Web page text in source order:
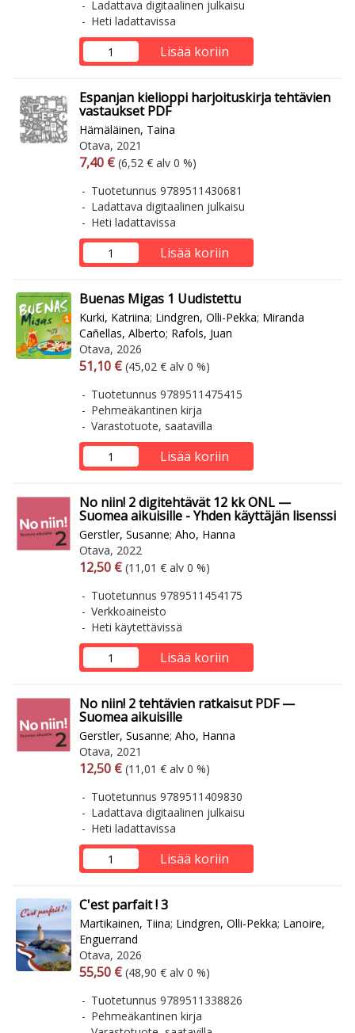
Ladattava digitaalinen julkaisu
Heti ladattavissa
Lisää koriin
Espanjan kielioppi harjoituskirja tehtävien
vastaukset PDF
Hämäläinen, Taina
Otava, 2021
Arvonlisäverollinen hinta
7,40 € Arvonlisäveroton hinta
(6,52 € alv 0 %)
Tuotetunnus 9789511430681
Ladattava digitaalinen julkaisu
Heti ladattavissa
Lisää koriin
Buenas Migas 1 Uudistettu
Kurki, Katriina; Lindgren, Olli-Pekka; Miranda
Cañellas, Alberto; Rafols, Juan
Otava, 2026
Arvonlisäverollinen hinta
51,10 € Arvonlisäveroton hinta
(45,02 € alv 0 %)
Tuotetunnus 9789511475415
Pehmeäkantinen kirja
Varastotuote, saatavilla
Lisää koriin
No niin! 2 digitehtävät 12 kk ONL —
Suomea aikuisille - Yhden käyttäjän lisenssi
Gerstler, Susanne; Aho, Hanna
Otava, 2022
Arvonlisäverollinen hinta
12,50 € Arvonlisäveroton hinta
(11,01 € alv 0 %)
Tuotetunnus 9789511454175
Verkkoaineisto
Heti käytettävissä
Lisää koriin
No niin! 2 tehtävien ratkaisut PDF —
Suomea aikuisille
Gerstler, Susanne; Aho, Hanna
Otava, 2021
Arvonlisäverollinen hinta
12,50 € Arvonlisäveroton hinta
(11,01 € alv 0 %)
Tuotetunnus 9789511409830
Ladattava digitaalinen julkaisu
Heti ladattavissa
Lisää koriin
C'est parfait ! 3
Martikainen, Tiina; Lindgren, Olli-Pekka; Lanoire,
Enguerrand
Otava, 2026
Arvonlisäverollinen hinta
55,50 € Arvonlisäveroton hinta
(48,90 € alv 0 %)
Tuotetunnus 9789511338826
Pehmeäkantinen kirja